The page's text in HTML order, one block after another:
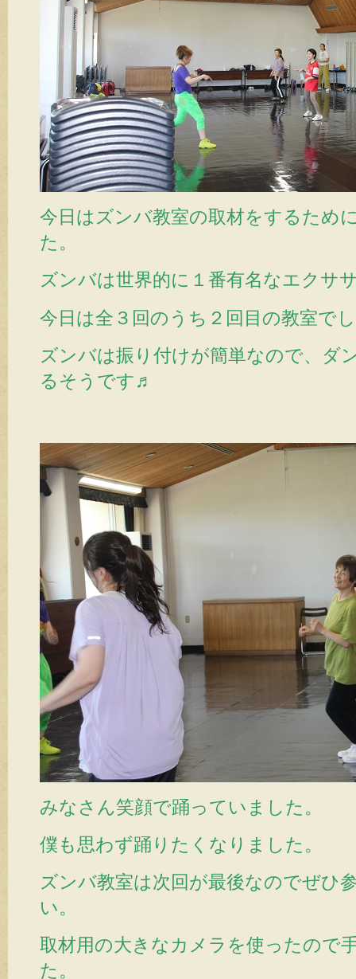
今日はズンバ教室の取材をするため
た。
ズンバは世界的に１番有名なエクサ
今日は全３回のうち２回目の教室で
ズンバは振り付けが簡単なので、ダ
るそうです♬
みなさん笑顔で踊っていました。
僕も思わず踊りたくなりました。
ズンバ教室は次回が最後なのでぜひ
い。
取材用の大きなカメラを使ったので
た。